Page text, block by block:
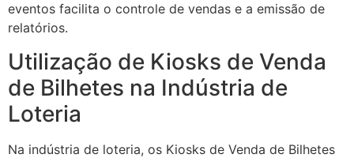
eventos facilita o controle de vendas e a emissão de
relatórios.
Utilização de Kiosks de Venda
de Bilhetes na Indústria de
Loteria
Na indústria de loteria, os Kiosks de Venda de Bilhetes